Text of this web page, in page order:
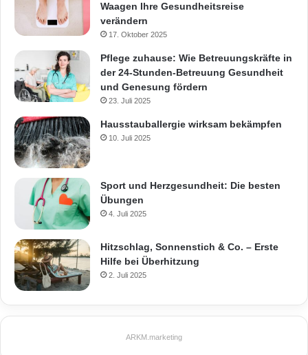
Waagen Ihre Gesundheitsreise
verändern
17. Oktober 2025
Pflege zuhause: Wie Betreuungskräfte in
der 24-Stunden-Betreuung Gesundheit
und Genesung fördern
23. Juli 2025
Hausstauballergie wirksam bekämpfen
10. Juli 2025
Sport und Herzgesundheit: Die besten
Übungen
4. Juli 2025
Hitzschlag, Sonnenstich & Co. – Erste
Hilfe bei Überhitzung
2. Juli 2025
ARKM.marketing